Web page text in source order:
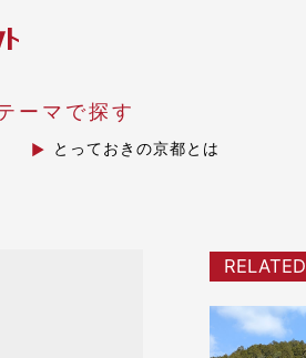
ーマで探す
とっておきの京都とは
RELATED